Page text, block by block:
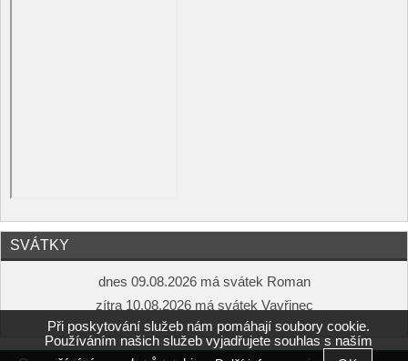
SVÁTKY
dnes 09.08.2026 má svátek Roman
zítra 10.08.2026 má svátek Vavřinec
Při poskytování služeb nám pomáhají soubory cookie.
Používáním našich služeb vyjadřujete souhlas s naším